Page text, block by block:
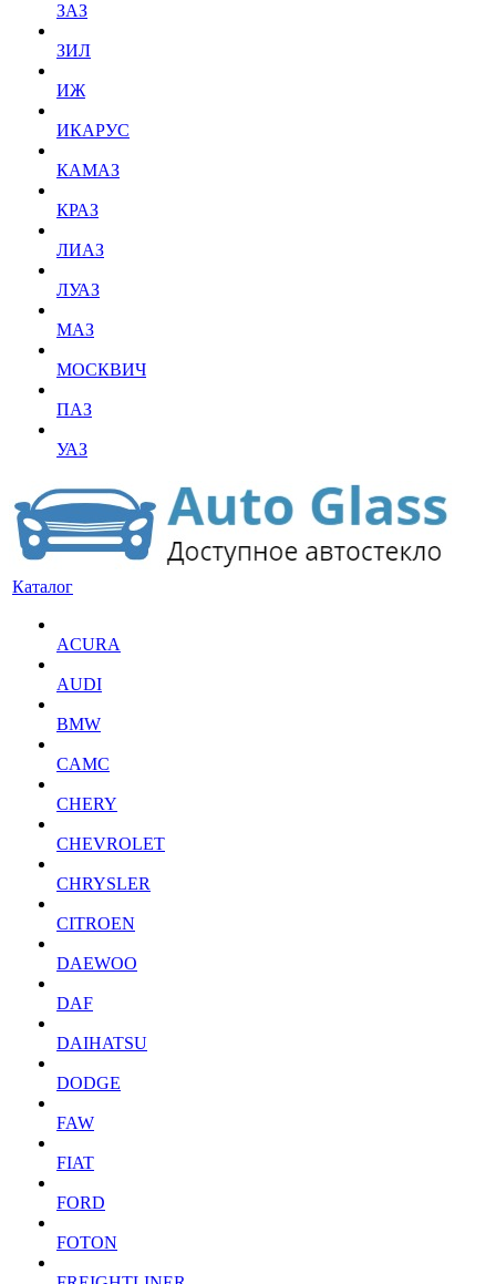
ЗАЗ
ЗИЛ
ИЖ
ИКАРУС
КАМАЗ
КРАЗ
ЛИАЗ
ЛУАЗ
МАЗ
МОСКВИЧ
ПАЗ
УАЗ
Каталог
ACURA
AUDI
BMW
CAMC
CHERY
CHEVROLET
CHRYSLER
CITROEN
DAEWOO
DAF
DAIHATSU
DODGE
FAW
FIAT
FORD
FOTON